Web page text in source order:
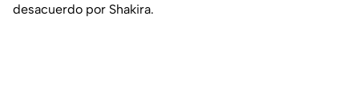
desacuerdo por Shakira.